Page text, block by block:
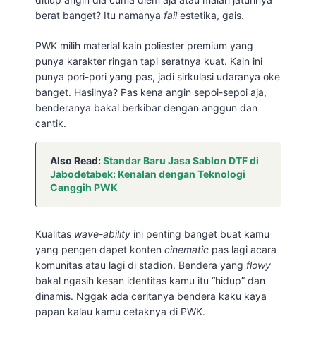
berat banget? Itu namanya failestetika, gais.
PWK milih material kain poliester premium yang
punya karakter ringan tapi seratnya kuat. Kain ini
punya pori-pori yang pas, jadi sirkulasi udaranya oke
banget. Hasilnya? Pas kena angin sepoi-sepoi aja,
benderanya bakal berkibar dengan anggun dan
cantik.
Also Read:Standar Baru Jasa Sablon DTF di
Jabodetabek: Kenalan dengan Teknologi
Canggih PWK
Kualitas wave-ability ini penting banget buat kamu
yang pengen dapet konten cinematic pas lagi acara
komunitas atau lagi di stadion. Bendera yang flowy
bakal ngasih kesan identitas kamu itu “hidup” dan
dinamis. Nggak ada ceritanya bendera kaku kaya
papan kalau kamu cetaknya di PWK.